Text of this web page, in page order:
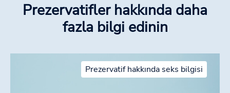
Prezervatifler hakkında daha
fazla bilgi edinin
Prezervatif hakkında seks bilgisi